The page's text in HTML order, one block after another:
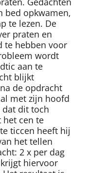
bed opkwamen,
te lezen. De
praten en
te hebben voor
wordt
aan te
blijkt
de opdracht
met zijn hoofd
dat dit toch
het cen te
ticcen heeft hij
het tellen
2 x per dag
hiervoor